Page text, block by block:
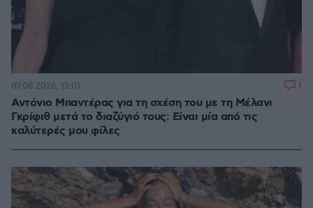
Αντόνιο Μπαντέρας για τη σχέση του με τη Μέλανι
Γκρίφιθ μετά το διαζύγιό τους: Είναι μία από τις
καλύτερές μου φίλες
07.08.2026, 15:01 1